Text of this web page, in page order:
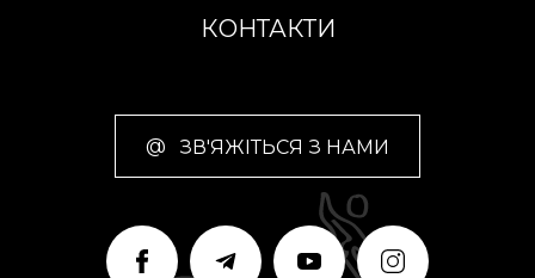
КОНТАКТИ
@ ЗВ'ЯЖІТЬСЯ З НАМИ